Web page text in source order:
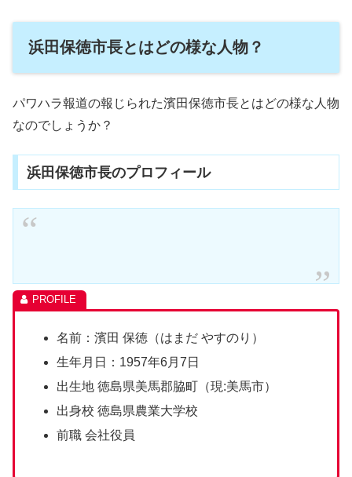
浜田保徳市長とはどの様な人物？
パワハラ報道の報じられた濱田保徳市長とはどの様な人物
なのでしょうか？
浜田保徳市長のプロフィール
名前：濱田 保徳（はまだ やすのり）
生年月日：1957年6月7日
出生地 徳島県美馬郡脇町（現:美馬市）
出身校 徳島県農業大学校
前職 会社役員